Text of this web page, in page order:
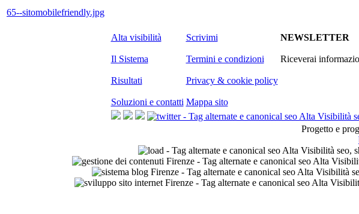
65--sitomobilefriendly.jpg
Alta visibilità
Il Sistema
Risultati
Soluzioni e contatti
Scrivimi
Termini e condizioni
Privacy & cookie policy
Mappa sito
NEWSLETTER
Riceverai
Progetto e